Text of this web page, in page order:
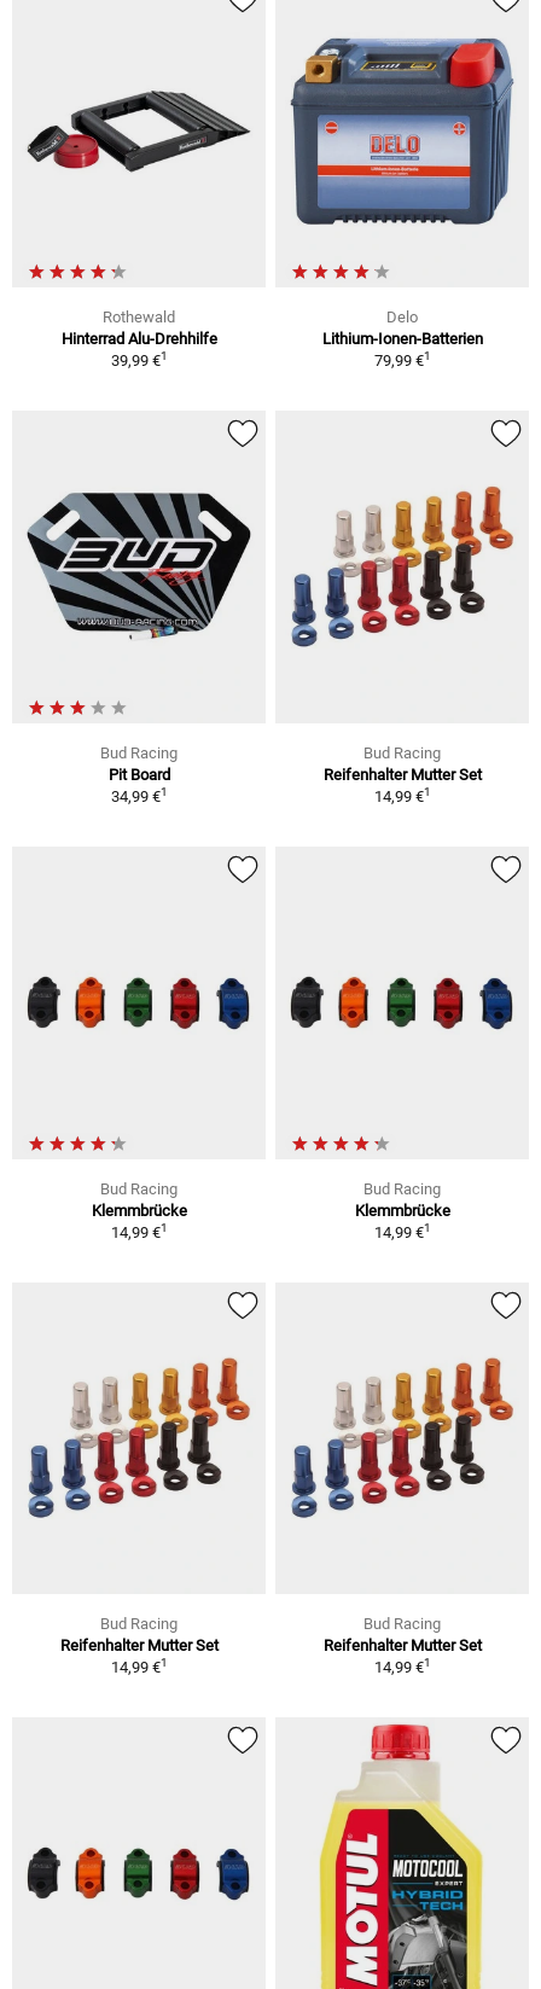
Rothewald
Hinterrad Alu-Drehhilfe
39,99 €1
Delo
Lithium-Ionen-Batterien
79,99 €1
Bud Racing
Pit Board
34,99 €1
Bud Racing
Reifenhalter Mutter Set
14,99 €1
Bud Racing
Klemmbrücke
14,99 €1
Bud Racing
Klemmbrücke
14,99 €1
Bud Racing
Reifenhalter Mutter Set
14,99 €1
Bud Racing
Reifenhalter Mutter Set
14,99 €1